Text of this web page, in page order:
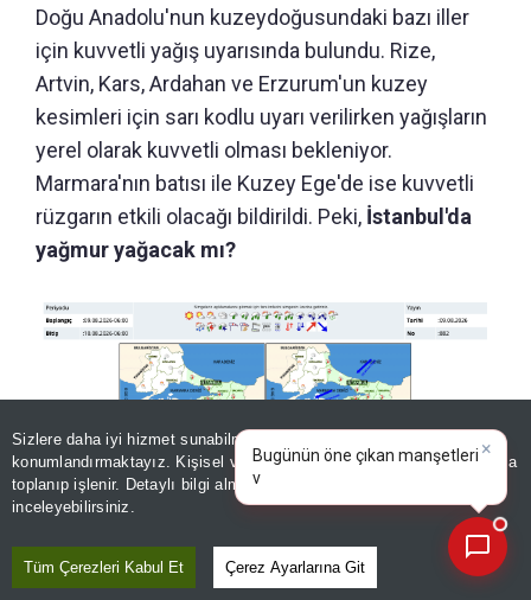
Sizlere daha iyi hizmet sunabilmek adına sitemizde
konumlandırmaktayız. Kişisel verileriniz, KVKK ve GDPR kapsamında
toplanıp işlenir. Detaylı bilgi almak için
inceleyebilirsiniz.
Tüm Çerezleri Kabul Et Çerez Ayarlarına Git
Doğu Anadolu'nun kuzeydoğusundaki bazı iller
için kuvvetli yağış uyarısında bulundu. Rize,
Artvin, Kars, Ardahan ve Erzurum'un kuzey
kesimleri için sarı kodlu uyarı verilirken yağışların
yerel olarak kuvvetli olması bekleniyor.
Marmara'nın batısı ile Kuzey Ege'de ise kuvvetli
rüzgarın etkili olacağı bildirildi. Peki, İstanbul'da
yağmur yağacak mı?
×
Bugünün öne çıkan manşetleri
ve gelişmeleri neler?